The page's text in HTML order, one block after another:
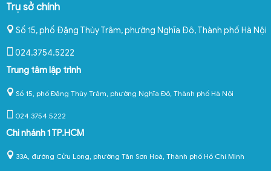
Trụ sở chính
Số 15, phố Đặng Thùy Trâm, phường Nghĩa Đô,Thành phố Hà Nội
024.3754.5222
Trung tâm lập trình
Số 15, phố Đặng Thùy Trâm, phường Nghĩa Đô, Thành phố Hà Nội
024.3754.5222
Chi nhánh 1 TP.HCM
33A, đường Cửu Long, phường Tân Sơn Hoà, Thành phố Hồ Chí Minh